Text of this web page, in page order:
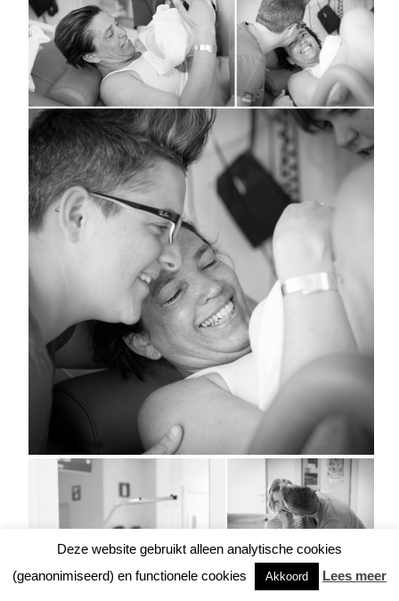
Deze website gebruikt alleen analytische cookies
(geanonimiseerd) en functionele cookies
Akkoord Lees meer